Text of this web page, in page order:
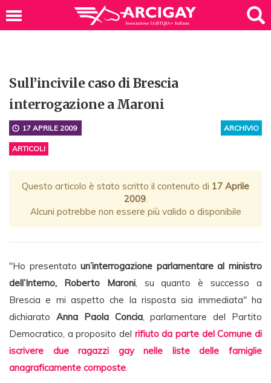
Sull’incivile caso di Brescia
interrogazione a Maroni
ARCHIVIO
17 APRILE 2009
ARTICOLI
Questo articolo è stato scritto il contenuto di 17 Aprile
2009.
Alcuni potrebbe non essere più valido o disponibile
"Ho presentatoun’interrogazione parlamentare al ministro
dell’Interno, Roberto Maroni, su quanto è successo a
Brescia e mi aspetto che la risposta sia immediata" ha
dichiarato Anna Paola Concia, parlamentare del Partito
Democratico, a proposito del rifiuto da parte del Comune di
iscrivere due ragazzi gay nelle liste delle famiglie
anagraficamente composte.